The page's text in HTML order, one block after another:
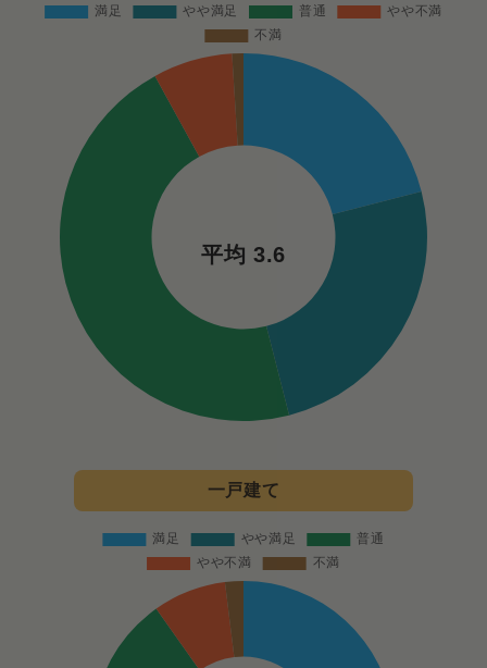
平均 3.6
一戸建て